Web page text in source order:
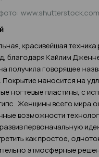
красивейшая техника
благодаря Кайлим
получила говорящее
Покрытие наносится на
ногтевые пластины, с
Женщины всего мира
возможности
первоначальную
как простое,
атмосферные